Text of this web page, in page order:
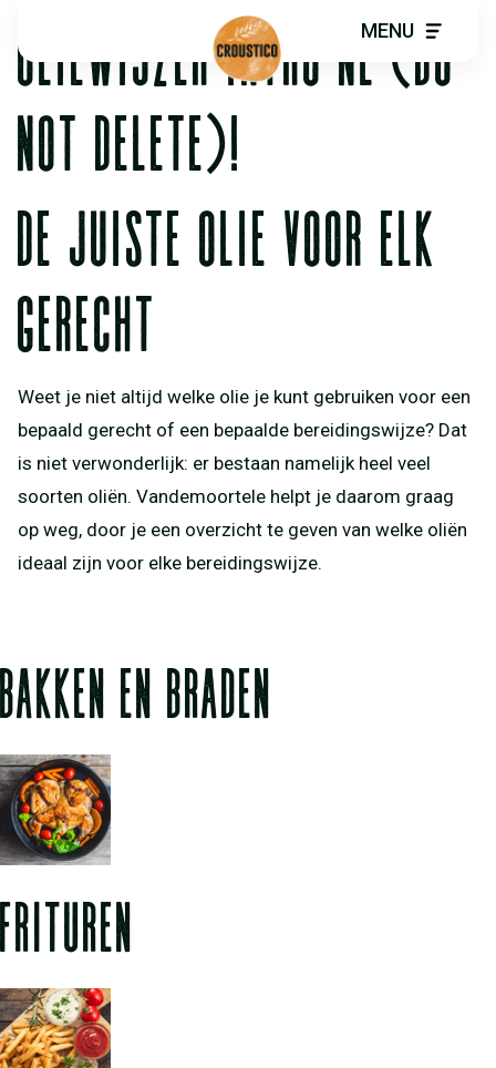
MENU
OLIEWIJZER INTRO NL (DO
NOT DELETE)!
DE JUISTE OLIE VOOR ELK
GERECHT
Weet je niet altijd welke olie je kunt gebruiken voor een
bepaald gerecht of een bepaalde bereidingswijze? Dat
is niet verwonderlijk: er bestaan namelijk heel veel
soorten oliën. Vandemoortele helpt je daarom graag
op weg, door je een overzicht te geven van welke oliën
ideaal zijn voor elke bereidingswijze.
BAKKEN EN BRADEN
FRITUREN